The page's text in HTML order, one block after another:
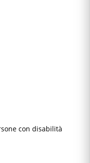
con disabilità